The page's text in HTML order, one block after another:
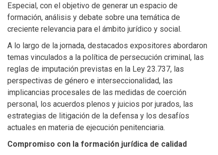
Especial, con el objetivo de generar un espacio de
formación, análisis y debate sobre una temática de
creciente relevancia para el ámbito jurídico y social.
A lo largo de la jornada, destacados expositores abordaron
temas vinculados a la política de persecución criminal, las
reglas de imputación previstas en la Ley 23.737, las
perspectivas de género e interseccionalidad, las
implicancias procesales de las medidas de coerción
personal, los acuerdos plenos y juicios por jurados, las
estrategias de litigación de la defensa y los desafíos
actuales en materia de ejecución penitenciaria.
Compromiso con la formación jurídica de calidad